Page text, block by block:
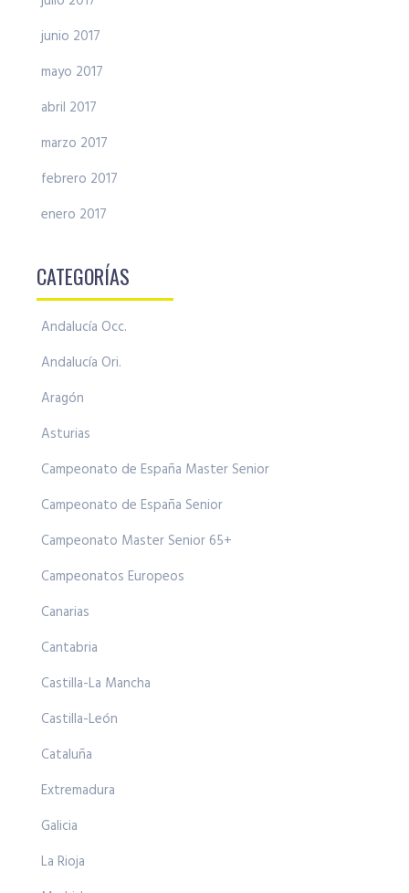
junio 2017
mayo 2017
abril 2017
marzo 2017
febrero 2017
enero 2017
CATEGORÍAS
Andalucía Occ.
Andalucía Ori.
Aragón
Asturias
Campeonato de España Master Senior
Campeonato de España Senior
Campeonato Master Senior 65+
Campeonatos Europeos
Canarias
Cantabria
Castilla-La Mancha
Castilla-León
Cataluña
Extremadura
Galicia
La Rioja